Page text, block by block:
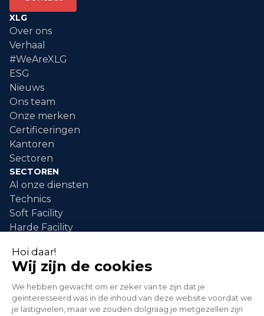
XLG
Over ons
Verhaal
#WeAreXLG
ESG
Nieuws
Ons team
Onze merken
Certificeringen
Kantoren
Sectoren
SECTOREN
Al onze diensten
Technics
Soft Facility
Harde Facility
industriële schilderwerken
industriële reiniging
Schoonmaken van evenementen
interventie na schade
groene zones